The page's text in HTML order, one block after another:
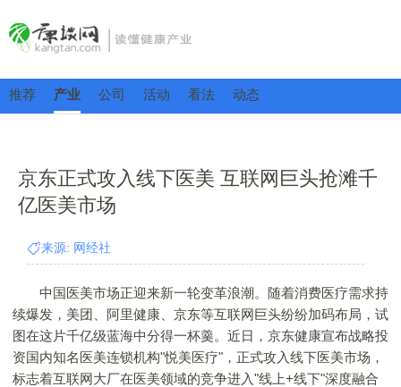
推荐 产业 公司 活动 看法 动态
京东正式攻入线下医美 互联网巨头抢滩千
亿医美市场
来源: 网经社
中国医美市场正迎来新一轮变革浪潮。随着消费医疗需求持
续爆发，美团、阿里健康、京东等互联网巨头纷纷加码布局，试
图在这片千亿级蓝海中分得一杯羹。近日，京东健康宣布战略投
资国内知名医美连锁机构"悦美医疗"，正式攻入线下医美市场，
标志着互联网大厂在医美领域的竞争进入"线上+线下"深度融合